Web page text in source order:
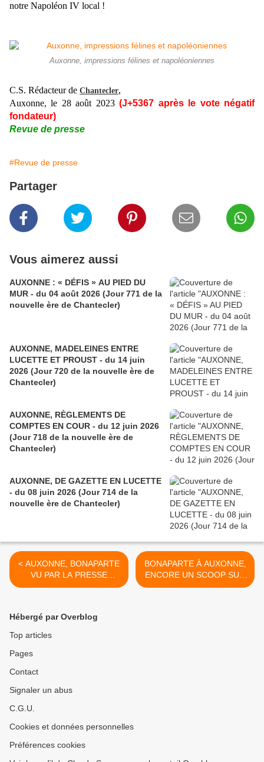
notre Napoléon IV local !
Auxonne, impressions félines et napoléoniennes
C.S. Rédacteur de Chantecler,
Auxonne, le 28 août 2023 (J+5367 après le vote négatif
fondateur)
Revue de presse
#Revue de presse
Partager
Vous aimerez aussi
AUXONNE : « DÉFIS » AU PIED DU
MUR - du 04 août 2026 (Jour 771 de la
nouvelle ère de Chantecler)
AUXONNE, MADELEINES ENTRE
LUCETTE ET PROUST - du 14 juin
2026 (Jour 720 de la nouvelle ère de
Chantecler)
AUXONNE, RÈGLEMENTS DE
COMPTES EN COUR - du 12 juin 2026
(Jour 718 de la nouvelle ère de
Chantecler)
AUXONNE, DE GAZETTE EN LUCETTE
- du 08 juin 2026 (Jour 714 de la
nouvelle ère de Chantecler)
< AUXONNE, BONAPARTE
VU PAR LA PRESSE
D'AUJOURD'HUI, ET D'
négatif fondateur)
BONAPARTE À AUXONNE,
ENCORE UN SCOOP SUR
FACEBOOK - du 30 août
Hébergé par Overblog
Top articles
Pages
Contact
Signaler un abus
C.G.U.
Cookies et données personnelles
Préférences cookies